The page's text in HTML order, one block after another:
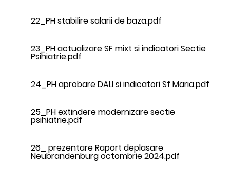
22_PH stabilire salarii de baza.pdf
23_PH actualizare SF mixt si indicatori Sectie
Psihiatrie.pdf
24_PH aprobare DALI si indicatori Sf Maria.pdf
25_PH extindere modernizare sectie
psihiatrie.pdf
26_ prezentare Raport deplasare
Neubrandenburg octombrie 2024.pdf